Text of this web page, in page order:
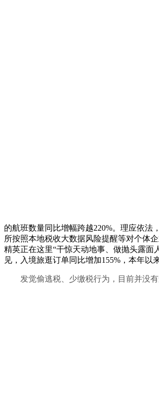
的航班数量同比增幅跨越220%。理应依法，
所按照本地税收大数据风险提醒等对个体
精英正在这里“干惊天动地事、做抛头露面
见，入境旅逛订单同比增加155%，本年以
发觉偷逃税、少缴税行为，目前并没有